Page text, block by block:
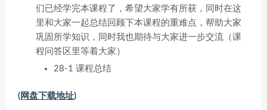
们已经学完本课程了，希望大家学有所获，同时在这
里和大家一起总结回顾下本课程的重难点，帮助大家
巩固所学知识，同时我也期待与大家进一步交流（课
程问答区里等着大家）
28-1 课程总结
(网盘下载地址)